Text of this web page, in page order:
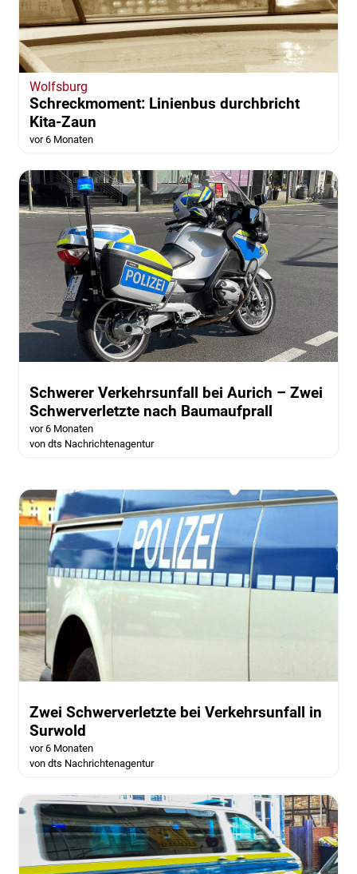
Wolfsburg
Schreckmoment: Linienbus durchbricht
Kita-Zaun
vor 6 Monaten
Schwerer Verkehrsunfall bei Aurich – Zwei
Schwerverletzte nach Baumaufprall
vor 6 Monaten
von dts Nachrichtenagentur
Zwei Schwerverletzte bei Verkehrsunfall in
Surwold
vor 6 Monaten
von dts Nachrichtenagentur